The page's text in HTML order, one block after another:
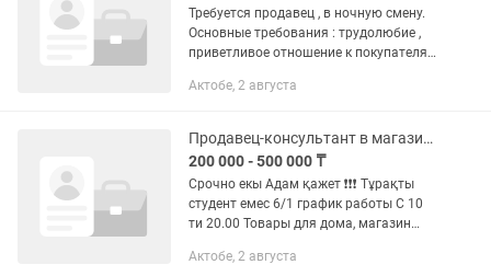
Требуется продавец , в ночную смену.
Основные требования : трудолюбие ,
приветливое отношение к покупателям
График работы : с 9 вечера до 8 ми
Актобе, 2 августа
Продавец-консультант в магазине
200 000 - 500 000 ₸
Срочно екы Адам қажет ❗️❗️❗️ Тұрақты
студент емес 6/1 график работы С 10
ти 20.00 Товары для дома, магазин
Актобе, 2 августа